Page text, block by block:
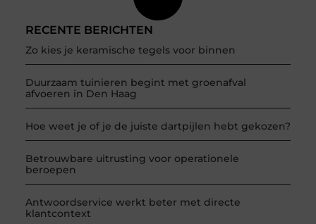
RECENTE BERICHTEN
Zo kies je keramische tegels voor binnen
Duurzaam tuinieren begint met groenafval
afvoeren in Den Haag
Hoe weet je of je de juiste dartpijlen hebt gekozen?
Betrouwbare uitrusting voor operationele
beroepen
Antwoordservice werkt beter met directe
klantcontext